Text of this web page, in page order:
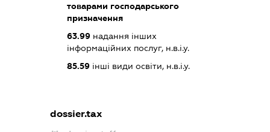
товарами господарського
призначення
63.99надання інших
інформаційних послуг, н.в.і.у.
85.59інші види освіти, н.в.і.у.
dossier.tax